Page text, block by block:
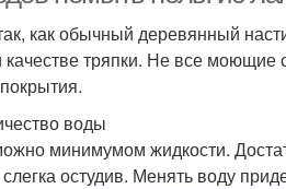
как обычный деревянный
качестве тряпки. Не все
воды
минимумом жидкости.
остудив. Менять воду